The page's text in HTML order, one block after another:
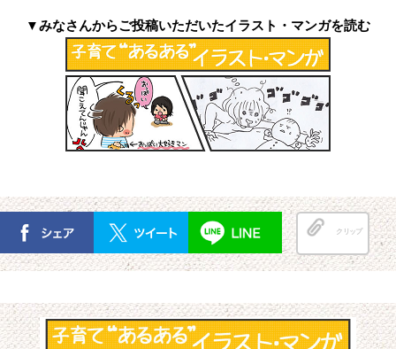
▼みなさんからご投稿いただいたイラスト・マンガを読む
クリップ